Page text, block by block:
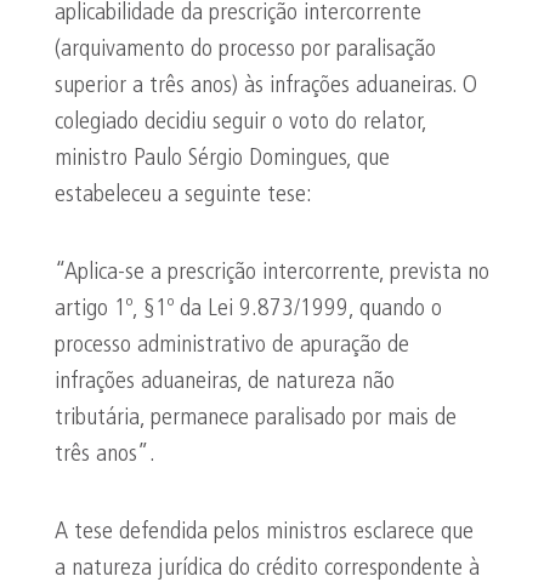
aplicabilidade da prescrição intercorrente
(arquivamento do processo por paralisação
superior a três anos) às infrações aduaneiras. O
colegiado decidiu seguir o voto do relator,
ministro Paulo Sérgio Domingues, que
estabeleceu a seguinte tese:
“Aplica-se a prescrição intercorrente, prevista no
artigo 1º, §1º da Lei 9.873/1999, quando o
processo administrativo de apuração de
infrações aduaneiras, de natureza não
tributária, permanece paralisado por mais de
três anos”.
A tese defendida pelos ministros esclarece que
a natureza jurídica do crédito correspondente à